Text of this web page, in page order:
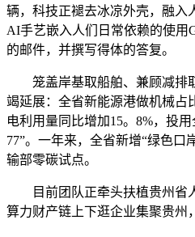
辆，科技正褪去冰凉外壳，融入
AI手艺嵌入人们日常依赖的使用
的邮件，并撰写得体的答复。
笼盖岸基取船舶、兼顾减排
竭延展：全省新能源港做机械占
电利用量同比增加15。8%，投
77”。一年来，全省新增“绿色口
输部零碳试点。
目前团队正牵头扶植贵州省
算力财产链上下逛企业集聚贵州